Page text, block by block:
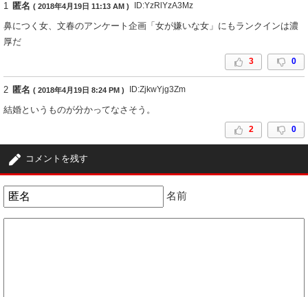
1 匿名 ( 2018年4月19日 11:13 AM ) ID:YzRlYzA3Mz
鼻につく女、文春のアンケート企画「女が嫌いな女」にもランクインは濃
厚だ
3 0
2 匿名 ( 2018年4月19日 8:24 PM ) ID:ZjkwYjg3Zm
結婚というものが分かってなさそう。
2 0
コメントを残す
名前